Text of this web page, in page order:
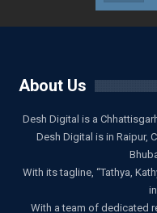
About Us
Desh Digital is a
Desh Digital is in Raipur,
With its tagline, “Tathya,
With a team of dedicated